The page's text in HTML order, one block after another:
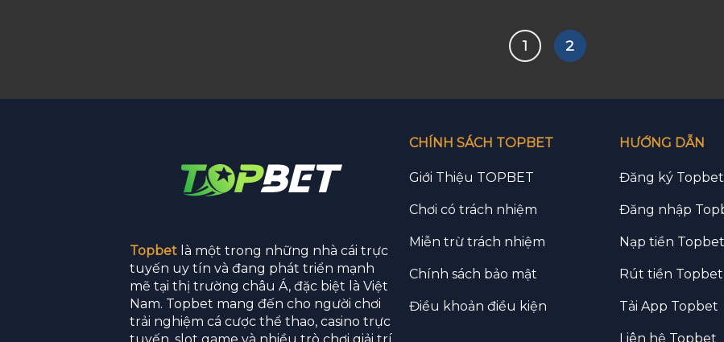
1 2
Topbetlà một trong những nhà cái trực
tuyến uy tín và đang phát triển mạnh
mẽ tại thị trường châu Á, đặc biệt là Việt
Nam. Topbet mang đến cho người chơi
trải nghiệm cá cược thể thao, casino trực
CHÍNH SÁCH TOPBET
Giới Thiệu TOPBET
Chơi có trách nhiệm
Miễn trừ trách nhiệm
Chính sách bảo mật
Điều khoản điều kiện
HƯỚNG DẪN
Đăng ký Topbet
Đăng nhập
Nạp tiền Topbet
Rút tiền Topbet
Tải App Topbet
Liên hệ Topbet